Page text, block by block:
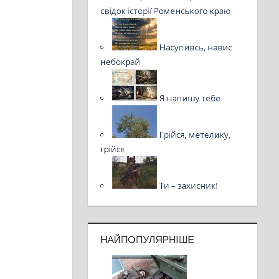
свідок історії Роменського краю
Насупивсь, навис
небокрай
Я напишу тебе
Грійся, метелику,
грійся
Ти – захисник!
НАЙПОПУЛЯРНІШЕ